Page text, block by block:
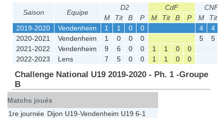
Saison Equipe
D2 CdF
M
Tit B P M Tit B P M
Tit
2019-2020
Vendenheim 1 1 0 0 4
4
2020-2021
Vendenheim 1 0 0 0 5
5
2021-2022
Vendenheim 9 6 0 0 1 1 0
0
2022-2023
Lens 7 5 0 0 1 1 0 0
Challenge National U19 2019-2020 - Ph. 1 -Groupe
B
Matchs joués
1re journée Dijon U19-Vendenheim U19 6-1